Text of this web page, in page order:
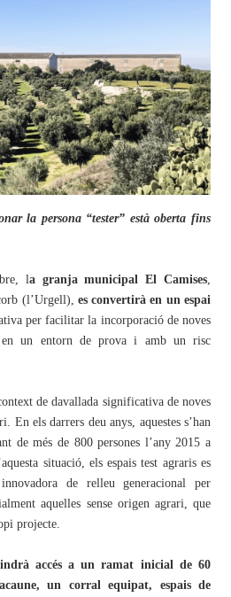
la persona “tester” està oberta fins
la granja municipal El Camises
(l’Urgell), es convertirà en un espai
per facilitar la incorporació de noves
en un entorn de prova i amb un risc
de davallada significativa de noves
En els darrers deu anys, aquestes s’han
de més de 800 persones l’any 2015 a
situació, els espais test agraris es
de relleu generacional per
aquelles sense origen agrari, que
projecte.
tindrà accés a un ramat inicial de 60
un corral equipat, espais de